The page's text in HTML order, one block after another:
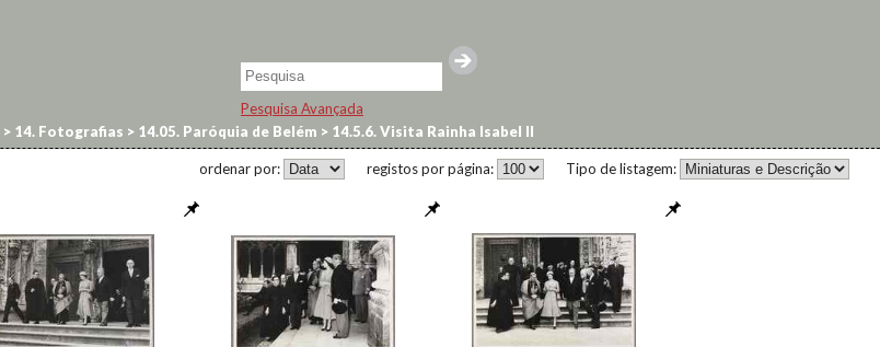
Pesquisa Avançada
> 14. Fotografias > 14.05. Paróquia de Belém > 14.5.6. Visita Rainha Isabel II
Tipo de listagem:
registos por página:
ordenar por: